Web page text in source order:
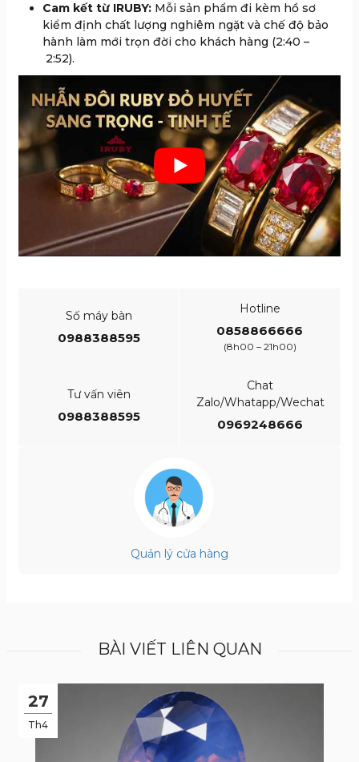
Cam kết từ IRUBY: Mỗi sản phẩm đi kèm hồ sơ
kiểm định chất lượng nghiêm ngặt và chế độ bảo
hành làm mới trọn đời cho khách hàng (2:40 –
2:52).
Số máy bàn
0988388595
Hotline
0858866666
(8h00 – 21h00)
Tư vấn viên
0988388595
Chat
Zalo/Whatapp/Wechat
0969248666
Quản lý cửa hàng
BÀI VIẾT LIÊN QUAN
27
Th4